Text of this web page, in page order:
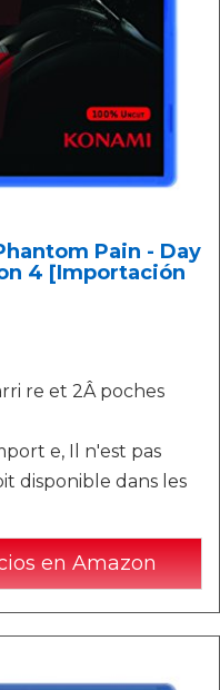
Pain - Day
4 [Importación
re et 2Â poches
e, Il n'est pas
disponible dans les
en Amazon